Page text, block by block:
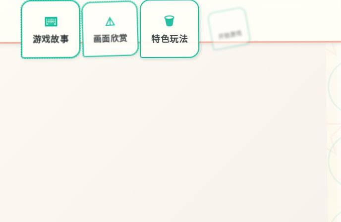
⌨️
游戏故事
⚠️
画面欣赏
🗑️
特色玩法 开始游戏